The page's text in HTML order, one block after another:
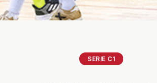
SERIE C1